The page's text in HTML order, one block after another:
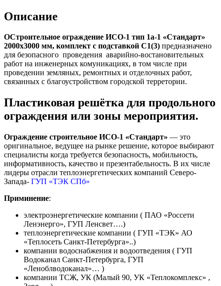
Описание
ОСтроительное ограждение ИСО-1 тип 1а-1 «Стандарт»
2000х3000 мм, комплект с подставкой С1(3) предназначено
для безопасного проведения аварийно-востановительных
работ на инженерных комуникациях, в том числе при
проведении земляных, ремонтных и отделочных работ,
связанных с благоустройством городской терретории.
Пластиковая решётка для продольного
ограждения или зоны мероприятия.
Ограждение строительное ИСО-1 «Стандарт» — это
оригинальное, ведущее на рынке решение, которое выбирают
специалисты когда требуется безопасность, мобильность,
информативность, качество и презентабельность. В их числе
лидеры отрасли теплоэнергетических компаний Северо-
Запада- ГУП «ТЭК СПб»
Приминение:
электроэнергетические компании ( ПАО «Россети
Ленэнерго», ГУП Ленсвет….)
теплоэнергетические компании ( ГУП «ТЭК» АО
«Теплосеть Санкт-Петербурга»..)
компании водоснабжения и водоотведения ( ГУП
Водоканал Санкт-Петербурга, ГУП
«Леноблводоканал»… )
компании ТСЖ, УК (Малый 90, УК «Теплокомплекс» ,